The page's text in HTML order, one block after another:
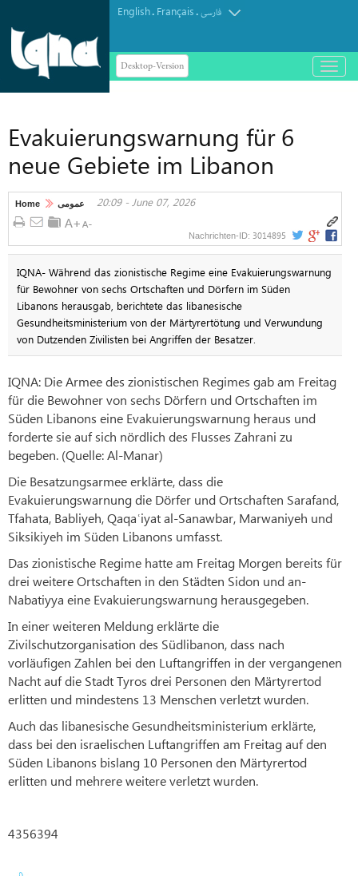
English. Français.فارسی
Desktop-Version
باز
و
Evakuierungswarnung für 6
neue Gebiete im Libanon
Home عمومی 20:09 - June 07, 2026
Nachrichten-ID: 3014895
IQNA- Während das zionistische Regime eine Evakuierungswarnung
für Bewohner von sechs Ortschaften und Dörfern im Süden
Libanons herausgab, berichtete das libanesische
Gesundheitsministerium von der Märtyrertötung und Verwundung
von Dutzenden Zivilisten bei Angriffen der Besatzer.
IQNA: Die Armee des zionistischen Regimes gab am Freitag
für die Bewohner von sechs Dörfern und Ortschaften im
Süden Libanons eine Evakuierungswarnung heraus und
forderte sie auf sich nördlich des Flusses Zahrani zu
begeben. (Quelle: Al-Manar)
Die Besatzungsarmee erklärte, dass die
Evakuierungswarnung die Dörfer und Ortschaften Sarafand,
Tfahata, Babliyeh, Qaqaʿiyat al-Sanawbar, Marwaniyeh und
Siksikiyeh im Süden Libanons umfasst.
Das zionistische Regime hatte am Freitag Morgen bereits für
drei weitere Ortschaften in den Städten Sidon und an-
Nabatiyya eine Evakuierungswarnung herausgegeben.
In einer weiteren Meldung erklärte die
Zivilschutzorganisation des Südlibanon, dass nach
vorläufigen Zahlen bei den Luftangriffen in der vergangenen
Nacht auf die Stadt Tyros drei Personen den Märtyrertod
erlitten und mindestens 13 Menschen verletzt wurden.
Auch das libanesische Gesundheitsministerium erklärte,
dass bei den israelischen Luftangriffen am Freitag auf den
Süden Libanons bislang 10 Personen den Märtyrertod
erlitten und mehrere weitere verletzt wurden.
4356394